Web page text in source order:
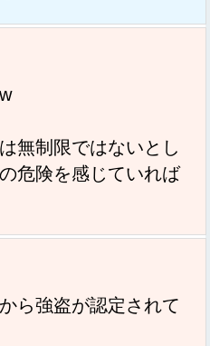
無制限ではないとし
危険を感じていれば
ら強盗が認定されて